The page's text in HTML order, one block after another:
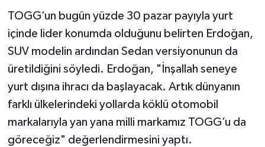
TOGG’un bugün yüzde 30 pazar payıyla yurt
içinde lider konumda olduğunu belirten Erdoğan,
SUV modelin ardından Sedan versiyonunun da
üretildiğini söyledi. Erdoğan, "İnşallah seneye
yurt dışına ihracı da başlayacak. Artık dünyanın
farklı ülkelerindeki yollarda köklü otomobil
markalarıyla yan yana milli markamız TOGG’u da
göreceğiz" değerlendirmesini yaptı.